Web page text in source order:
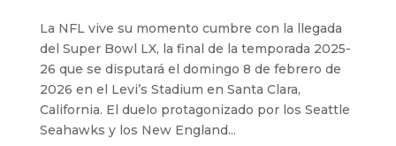
La NFL vive su momento cumbre con la llegada
del Super Bowl LX, la final de la temporada 2025-
26 que se disputará el domingo 8 de febrero de
2026 en el Levi’s Stadium en Santa Clara,
California. El duelo protagonizado por los Seattle
Seahawks y los New England...